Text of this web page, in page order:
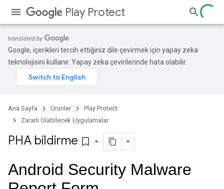
Play Protect
Google, içerikleri tercih ettiğiniz dile çevirmek için yapay zeka
teknolojisini kullanır. Yapay zeka çevirilerinde hata olabilir.
Ana Sayfa Ürünler
Play Protect
Zararlı Olabilecek Uygulamalar
PHA bildirme bookmark_border